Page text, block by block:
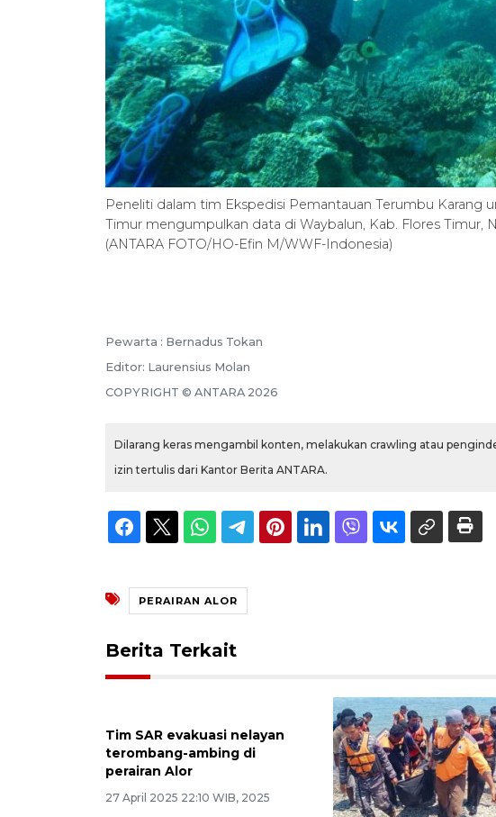
Peneliti dalam tim Ekspedisi Pemantauan Terumbu Karang
Timur mengumpulkan data di Waybalun, Kab. Flores Timur,
(ANTARA FOTO/HO-Efin M/WWF-Indonesia)
Pewarta : Bernadus Tokan
Editor: Laurensius Molan
COPYRIGHT © ANTARA 2026
Dilarang keras mengambil konten, melakukan crawling atau
izin tertulis dari Kantor Berita ANTARA.
PERAIRAN ALOR
Berita Terkait
Tim SAR evakuasi nelayan
terombang-ambing di
perairan Alor
27 April 2025 22:10 WIB, 2025